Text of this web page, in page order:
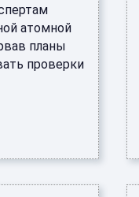
атомной
планы
проверки